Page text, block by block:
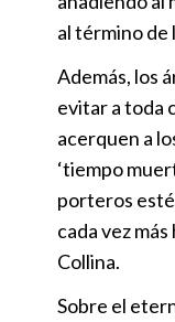
al término de
Además, los
evitar a toda
acerquen a
‘tiempo
porteros
cada vez
Collina.
Sobre el